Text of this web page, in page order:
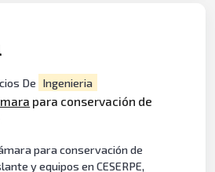
De Ingenieria
para conservación de
para conservación de
y equipos en CESERPE,